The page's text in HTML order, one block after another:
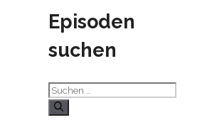
Episoden
suchen
Suchen
nach: